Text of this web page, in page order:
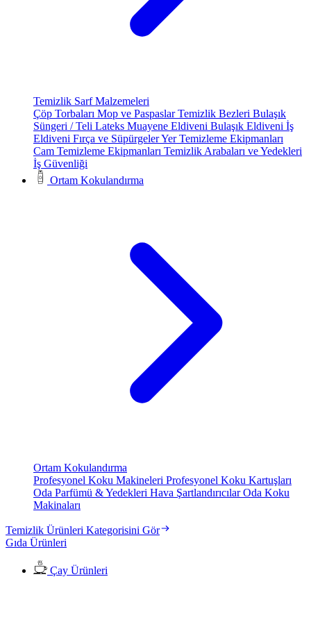
Temizlik Sarf Malzemeleri
Çöp Torbaları Mop ve PaspaslarTemizlik Bezleri Bulaşık
Süngeri / Teli Lateks Muayene Eldiveni Bulaşık Eldiveni İş
Eldiveni Fırça ve SüpürgelerYer Temizleme Ekipmanları
Cam Temizleme Ekipmanları Temizlik Arabaları ve Yedekleri
İş Güvenliği
Ortam Kokulandırma
Ortam Kokulandırma
Profesyonel Koku Makineleri Profesyonel Koku Kartuşları
Oda Parfümü & Yedekleri Hava ŞartlandırıcılarOda Koku
Makinaları
Temizlik Ürünleri Kategorisini Gör
Gıda Ürünleri
Çay Ürünleri